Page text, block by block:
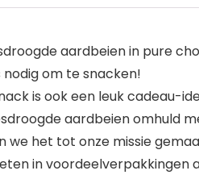
aardbeien in pure
nodig om te snacken!
is ook een leuk cadeau-
aardbeien omhuld
we het tot onze missie
in voordeelverpakkingen